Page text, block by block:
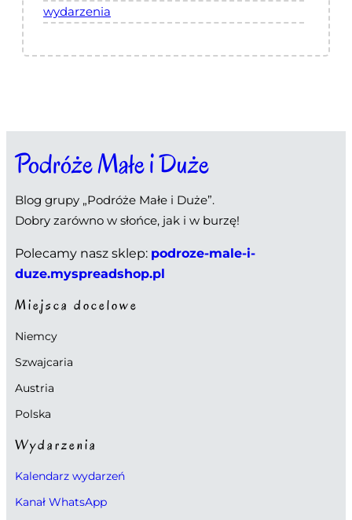
wydarzenia
Podróże Małe i Duże
Blog grupy „Podróże Małe i Duże”.
Dobry zarówno w słońce, jak i w burzę!
Polecamy nasz sklep: podroze-male-i-
duze.myspreadshop.pl
Miejsca docelowe
Niemcy
Szwajcaria
Austria
Polska
Wydarzenia
Kalendarz wydarzeń
Kanał WhatsApp